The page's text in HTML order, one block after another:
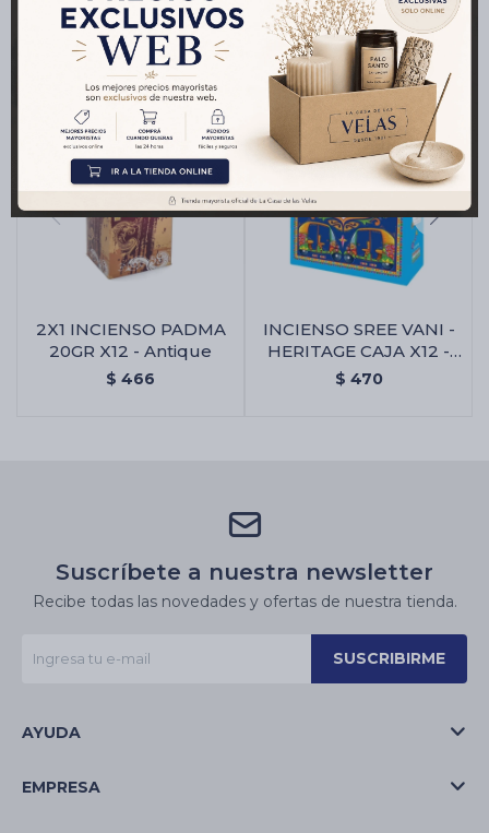
Productos que te pueden interesar
2X1 INCIENSO PADMA
20GR X12 - Antique
$ 466
INCIENSO SREE VANI -
HERITAGE CAJA X12 -
Agua Fresca
$ 470
Suscríbete a nuestra newsletter
Recibe todas las novedades y ofertas de nuestra tienda.
SUSCRIBIRME
AYUDA
EMPRESA